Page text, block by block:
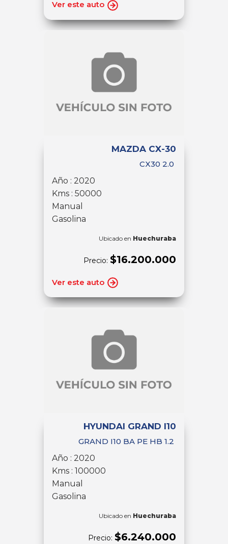
Ver este auto
MAZDA CX-30
CX30 2.0
Año : 2020
Kms : 50000
Manual
Gasolina
Ubicado en Huechuraba
Precio: $16.200.000
Ver este auto
HYUNDAI GRAND I10
GRAND I10 BA PE HB 1.2
Año : 2020
Kms : 100000
Manual
Gasolina
Ubicado en Huechuraba
Precio: $6.240.000